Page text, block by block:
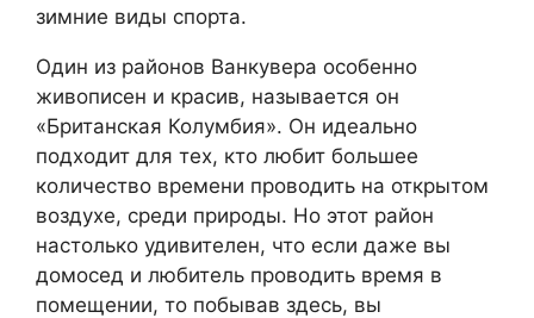
зимние виды спорта.
Один из районов Ванкувера особенно
живописен и красив, называется он
«Британская Колумбия». Он идеально
подходит для тех, кто любит большее
количество времени проводить на открытом
воздухе, среди природы. Но этот район
настолько удивителен, что если даже вы
домосед и любитель проводить время в
помещении, то побывав здесь, вы